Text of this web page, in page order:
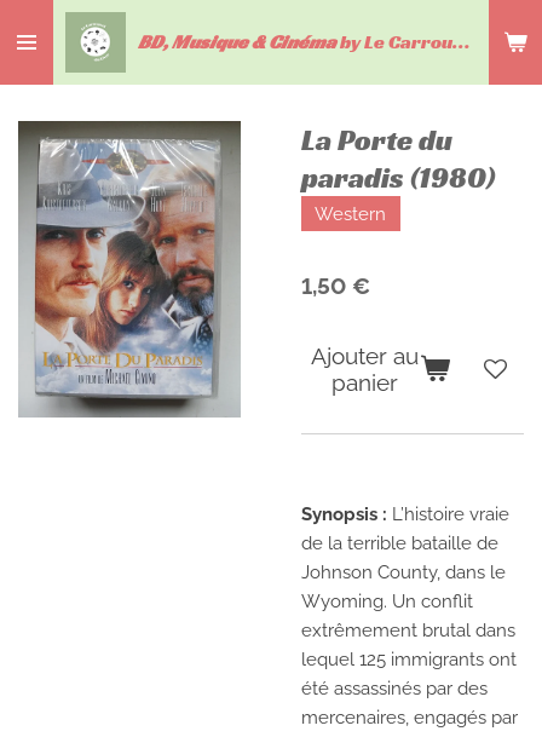
au
contenu
BD, Musique & Cinémaby Le Carrousel du livre
La Porte du
paradis (1980)
Western
1,50 €
Ajouter au
panier
Synopsis : L’histoire vraie
de la terrible bataille de
Johnson County, dans le
Wyoming. Un conflit
extrêmement brutal dans
lequel 125 immigrants ont
été assassinés par des
mercenaires, engagés par